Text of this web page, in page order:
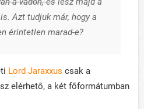
Azt tudjuk már, hogy a
érintetlen marad-e?
Lord Jaraxxus csak a
elérhető, a két főformátumban